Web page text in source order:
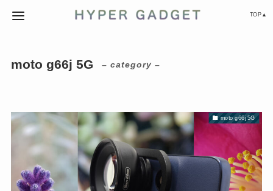
TOP▲
moto g66j 5G – category –
moto g66j 5G